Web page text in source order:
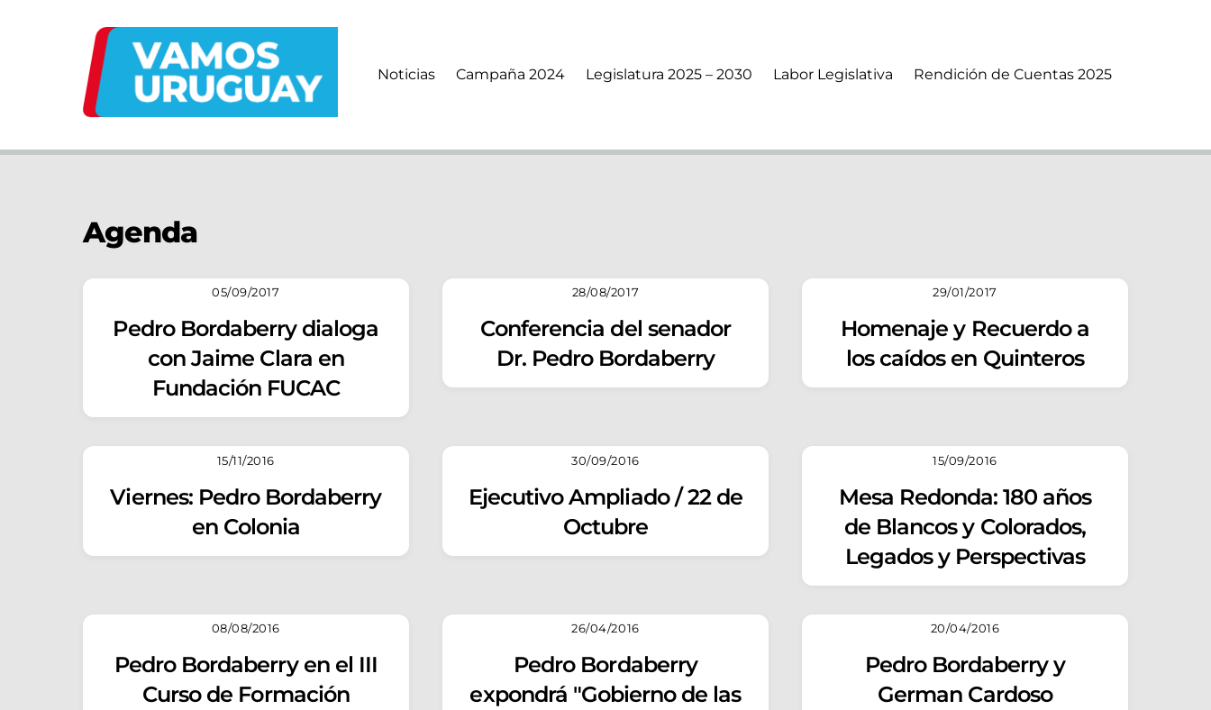
Noticias
Campaña 2024 Legislatura 2025 – 2030 Labor Legislativa Rendición de Cuentas 2025
Agenda
05/09/2017
Pedro Bordaberry dialoga
con Jaime Clara en
Fundación FUCAC
28/08/2017
Conferencia del senador
Dr. Pedro Bordaberry
29/01/2017
Homenaje y Recuerdo a
los caídos en Quinteros
15/11/2016
Viernes: Pedro Bordaberry
en Colonia
30/09/2016
Ejecutivo Ampliado / 22 de
Octubre
15/09/2016
Mesa Redonda: 180 años
de Blancos y Colorados,
Legados y Perspectivas
08/08/2016
Pedro Bordaberry en el III
Curso de Formación
26/04/2016
Pedro Bordaberry
expondrá "Gobierno de las
20/04/2016
Pedro Bordaberry y
German Cardoso